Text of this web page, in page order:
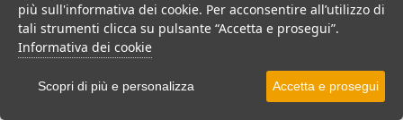
VEDI SU MAPPA
più sull'informativa dei cookie. Per acconsentire all’utilizzo di
tali strumenti clicca su pulsante “Accetta e prosegui”.
Informativa dei cookie
Scopri di più e personalizza Accetta e prosegui